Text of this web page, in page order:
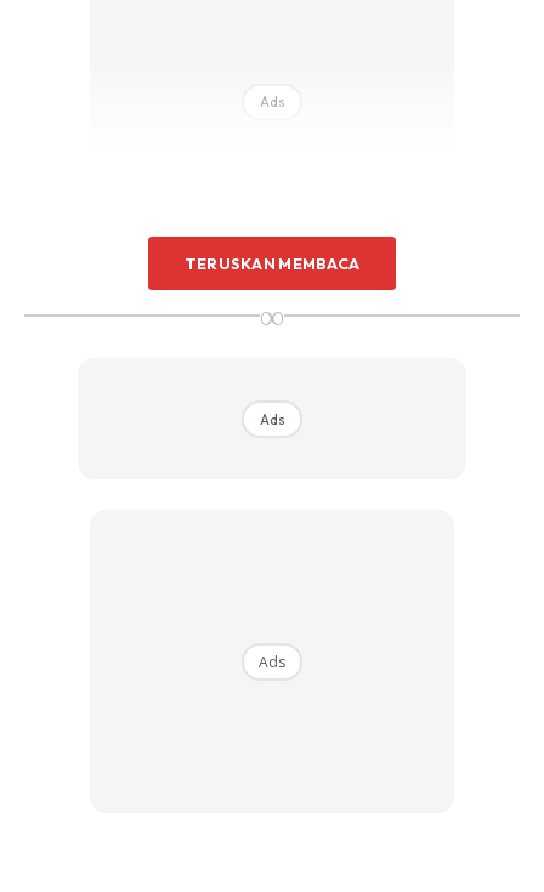
Ads
kejadian yang jarang-jarang berlaku ekoran kebiasannya
Kalau dia tidak hadir macam mana? Terpinga-pinga cikgu
Untung murid ini. Macam kelas persendirian dan
TERUSKAN MEMBACA
∞
Ads
Ads